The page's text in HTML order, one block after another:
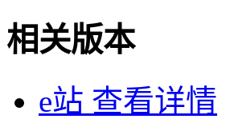
相关版本
e站 查看详情